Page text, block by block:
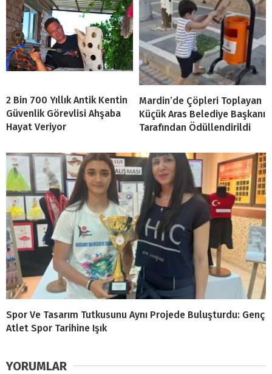
2 Bin 700 Yıllık Antik Kentin
Güvenlik Görevlisi Ahşaba
Hayat Veriyor
Mardin’de Çöpleri Toplayan
Küçük Aras Belediye Başkanı
Tarafından Ödüllendirildi
Spor Ve Tasarım Tutkusunu Aynı Projede Buluşturdu: Genç
Atlet Spor Tarihine Işık
YORUMLAR